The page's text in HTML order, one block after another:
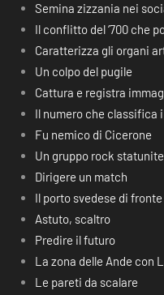
Semina zizzania nei
Il conflitto del ‘700 che
Caratterizza gli organi
Un colpo del pugile
Cattura e registra
Il numero che classifica
Fu nemico di Cicerone
Un gruppo rock
Dirigere un match
Il porto svedese di
Astuto, scaltro
Predire il futuro
La zona delle Ande con
Le pareti da scalare